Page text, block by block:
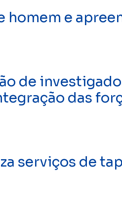
homem e
de
das
serviços de